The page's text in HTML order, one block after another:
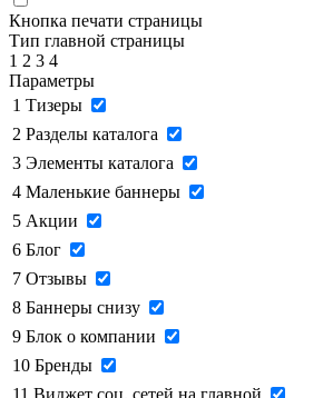
Кнопка печати страницы
Тип главной страницы
1 2 3 4
Параметры
1 Тизеры
2 Разделы каталога
3 Элементы каталога
4 Маленькие баннеры
5 Акции
6 Блог
7 Отзывы
8 Баннеры снизу
9 Блок о компании
10 Бренды
11 Виджет соц. сетей на главной